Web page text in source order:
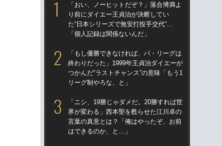
「おい、ノーヒットだぞ？」落合博満よ
り前にダイエー王貞治が決断してい
た“日本シリーズで無安打投手交代”…
「個人記録は関係ないんだ」
「もし優勝できなければ、パ・リーグは
終わりだった」1999年王貞治ダイエーが
つかんだ“ラストチャンス”の意味「もう1
リーグ制やろな、と」
「ニシ、19勝じゃダメだ。20勝すれば世
界が変わる」西本聖を甦らせた江川卓の
言葉の真意とは？「俺はやったぞ、お前
はできるのか、と…」